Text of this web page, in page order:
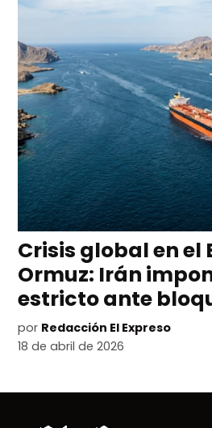
Crisis global en el
Ormuz: Irán
estricto ante
por Redacción El Expreso
18 de abril de 2026